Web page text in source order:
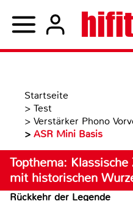
Startseite
> Test
> Verstärker Phono
> ASR Mini Basis
Topthema:
mit historischen
Rückkehr der Legende